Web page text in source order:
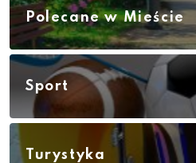
Polecane w Mieście
Sport
Turystyka